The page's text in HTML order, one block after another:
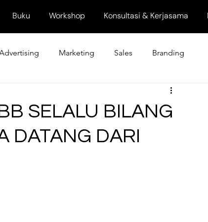
Buku Workshop Konsultasi & Kerjasama
Marketing Sales Branding
SELALU BILANG
DATANG DARI